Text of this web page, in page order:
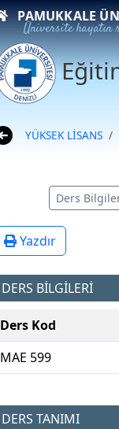
PAMUKKALE
Üniversite
YÜKSEK LİSANS
Ders
Yazdır
DERS BİLGİLERİ
Ders Kod
MAE 599
DERS TANIMI